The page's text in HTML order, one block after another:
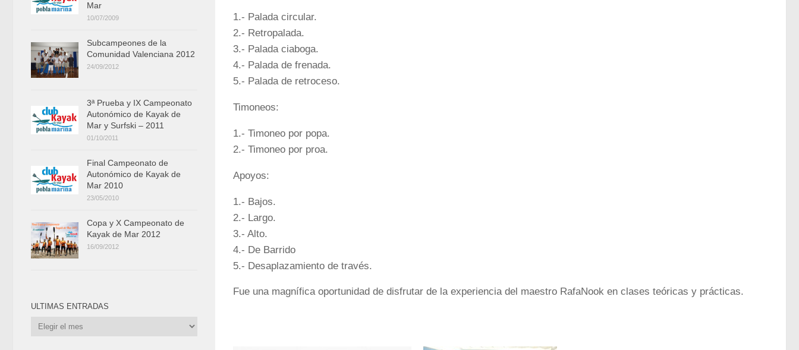
1.- Palada circular.
2.- Retropalada.
3.- Palada ciaboga.
4.- Palada de frenada.
5.- Palada de retroceso.
Timoneos:
1.- Timoneo por popa.
2.- Timoneo por proa.
Apoyos:
1.- Bajos.
2.- Largo.
3.- Alto.
4.- De Barrido
5.- Desaplazamiento de través.
Fue una magnífica oportunidad de disfrutar de la experiencia del maestro RafaNook en clases teóricas y prácticas.
Mar
10/07/2009
Subcampeones de la
Comunidad Valenciana 2012
24/09/2012
3ª Prueba y IX Campeonato
Autonómico de Kayak de
Mar y Surfski – 2011
01/10/2011
Final Campeonato de
Autonómico de Kayak de
Mar 2010
23/05/2010
Copa y X Campeonato de
Kayak de Mar 2012
16/09/2012
ULTIMAS ENTRADAS
Ultimas